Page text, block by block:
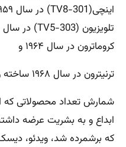
کروماترون در سال ۱۹۶۴ و
ترنیترون در سال ۱۹۶۸ ساخته و عرضه گردید.
شمارش تعداد محصولاتی که
ابداع و به بشریت عرضه
که برشمرده شد، ویدئو،